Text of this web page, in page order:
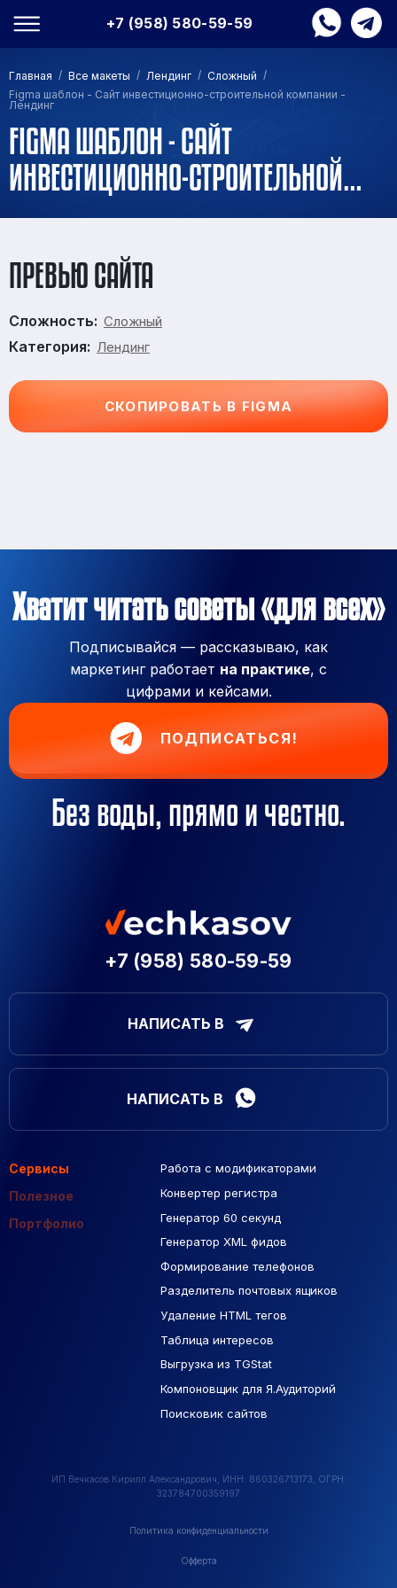
+7 (958) 580-59-59
Главная / Все макеты / Лендинг / Сложный /
Figma шаблон - Сайт инвестиционно-строительной компании -
Лендинг
FIGMA ШАБЛОН - САЙТ
ИНВЕСТИЦИОННО-СТРОИТЕЛЬНОЙ
КОМПАНИИ - ЛЕНДИНГ
ПРЕВЬЮ САЙТА
Сложность: Сложный
Категория: Лендинг
СКОПИРОВАТЬ В FIGMA
Хватит читать советы «для всех»
Подписывайся — рассказываю, как
маркетинг работает на практике, с
цифрами и кейсами.
ПОДПИСАТЬСЯ!
Без воды, прямо и честно.
+7 (958) 580-59-59
НАПИСАТЬ В
НАПИСАТЬ В
Сервисы
Полезное
Портфолио
Работа с модификаторами
Конвертер регистра
Генератор 60 секунд
Генератор XML фидов
Формирование телефонов
Разделитель почтовых ящиков
Удаление HTML тегов
Таблица интересов
Выгрузка из TGStat
Компоновщик для Я.Аудиторий
Поисковик сайтов
Подборка сайтов
Макеты Figma
База Яндекс Карты
РСЯ площадки
Созданные сайты
Контекстная реклама
ИП Вечкасов Кирилл Александрович, ИНН: 860326713173, ОГРН:
323784700359197
Политика конфиденциальности
Офферта